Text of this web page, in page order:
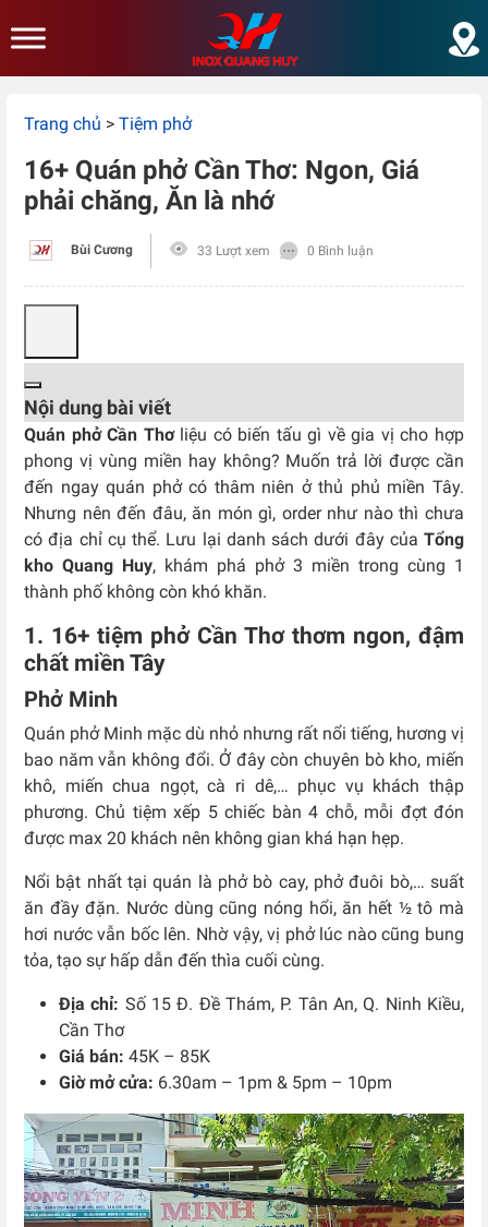
Trang chủ > Tiệm phở
16+ Quán phở Cần Thơ: Ngon, Giá
phải chăng, Ăn là nhớ
Bùi Cương 33 Lượt xem 0 Bình luận
Nội dung bài viết
Quán phở Cần Thơliệu có biến tấu gì về gia vị cho hợp
phong vị vùng miền hay không? Muốn trả lời được cần
đến ngay quán phở có thâm niên ở thủ phủ miền Tây.
Nhưng nên đến đâu, ăn món gì, order như nào thì chưa
có địa chỉ cụ thể. Lưu lại danh sách dưới đây của Tổng
kho Quang Huy, khám phá phở 3 miền trong cùng 1
thành phố không còn khó khăn.
1. 16+ tiệm phở Cần Thơ thơm ngon, đậm
chất miền Tây
Phở Minh
Quán phở Minh mặc dù nhỏ nhưng rất nổi tiếng, hương vị
bao năm vẫn không đổi. Ở đây còn chuyên bò kho, miến
khô, miến chua ngọt, cà ri dê,… phục vụ khách thập
phương. Chủ tiệm xếp 5 chiếc bàn 4 chỗ, mỗi đợt đón
được max 20 khách nên không gian khá hạn hẹp.
Nổi bật nhất tại quán là phở bò cay, phở đuôi bò,… suất
ăn đầy đặn. Nước dùng cũng nóng hổi, ăn hết ½ tô mà
hơi nước vẫn bốc lên. Nhờ vậy, vị phở lúc nào cũng bung
tỏa, tạo sự hấp dẫn đến thìa cuối cùng.
Địa chỉ: Số 15 Đ. Đề Thám, P. Tân An, Q. Ninh Kiều,
Cần Thơ
Giá bán: 45K – 85K
Giờ mở cửa: 6.30am – 1pm & 5pm – 10pm